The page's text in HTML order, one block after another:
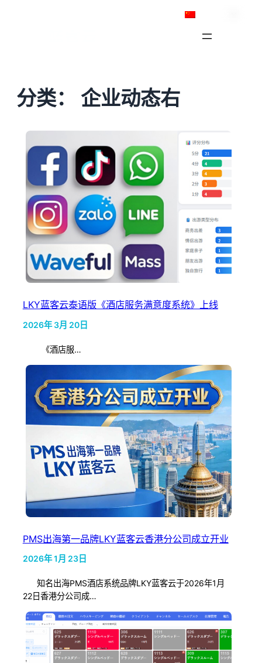
分类： 企业动态右
LKY蓝客云泰语版《酒店服务满意度系统》上线
2026年 3月 20日
《酒店服…
PMS出海第一品牌LKY蓝客云香港分公司成立开业
2026年 1月 23日
知名出海PMS酒店系统品牌LKY蓝客云于2026年1月
22日香港分公司成…